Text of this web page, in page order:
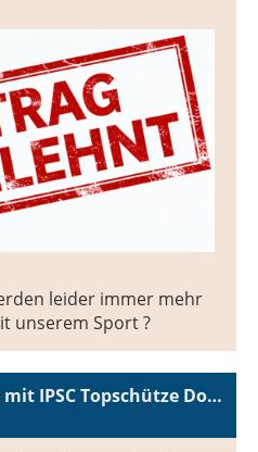
leider immer mehr
unserem Sport ?
Erstes Spezial-Training mit IPSC Topschütze Dominic Meier